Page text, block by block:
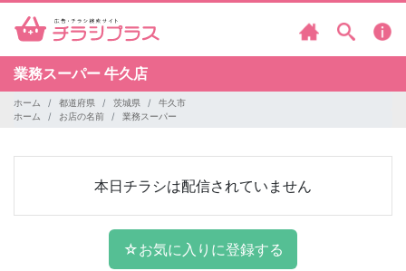
業務スーパー 牛久店
ホーム 都道府県 茨城県
牛久市
ホーム
お店の名前 業務スーパー
本日チラシは配信されていません